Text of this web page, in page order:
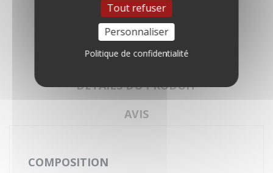
Tout refuser
Personnaliser
Politique de confidentialité
DESCRIPTION
DÉTAILS DU PRODUIT
AVIS
COMPOSITION